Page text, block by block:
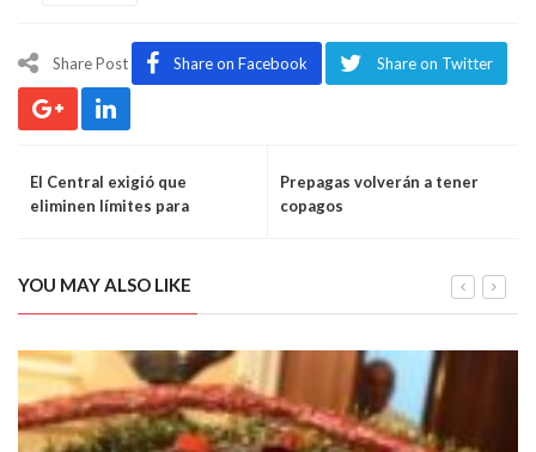
Share Post Share on Facebook Share on Twitter
El Central exigió que
eliminen límites para
Prepagas volverán a tener
copagos
YOU MAY ALSO LIKE